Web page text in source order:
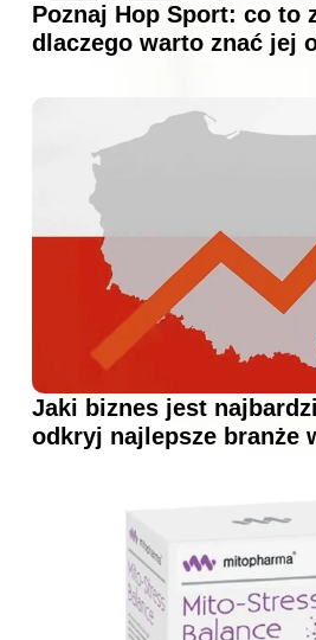
Poznaj Hop Sport: co to
dlaczego warto znać jej
Jaki biznes jest
odkryj najlepsze branże